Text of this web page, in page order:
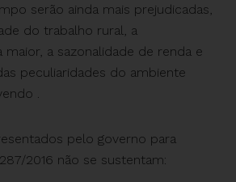
serão ainda mais prejudicadas,
do trabalho rural, a
maior, a sazonalidade de renda e
peculiaridades do ambiente
.
pelo governo para
2016 não se sustentam: